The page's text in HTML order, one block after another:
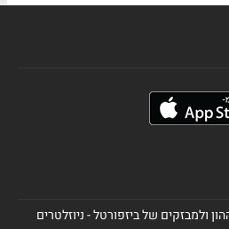
ולמבזקים של ביזפורטל - ניוזלטרים